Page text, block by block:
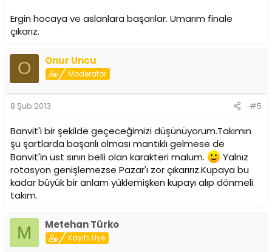
Ergin hocaya ve aslanlara başarılar. Umarım finale
çıkarız.
O Onur Uncu
Moderator
8 Şub 2013 #5
Banvit'i bir şekilde geçeceğimizi düşünüyorum.Takımın
şu şartlarda başarılı olması mantıklı gelmese de
Banvit'in üst sınırı belli olan karakteri malum.
Yalnız
rotasyon genişlemezse Pazar'ı zor çıkarırız.Kupaya bu
kadar büyük bir anlam yüklemişken kupayı alıp dönmeli
takım.
M Metehan Türko
Kayıtlı Üye